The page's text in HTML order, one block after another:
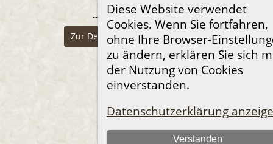
Diese Website verwendet
Cookies. Wenn Sie fortfahren,
ohne Ihre Browser-
zu ändern, erklären Sie sich
der Nutzung von Cookies
einverstanden.
Datenschutzerklärung
Verstanden
--- Self-Hosted at home ---
Zur Desktop-Webseite wechseln